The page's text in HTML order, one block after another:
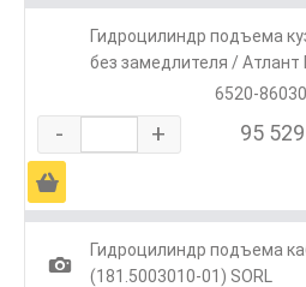
Гидроцилиндр подъема
без замедлителя / Атлант
6520-
- + 95
Ä
1
Гидроцилиндр подъема
(181.5003010-01) SORL